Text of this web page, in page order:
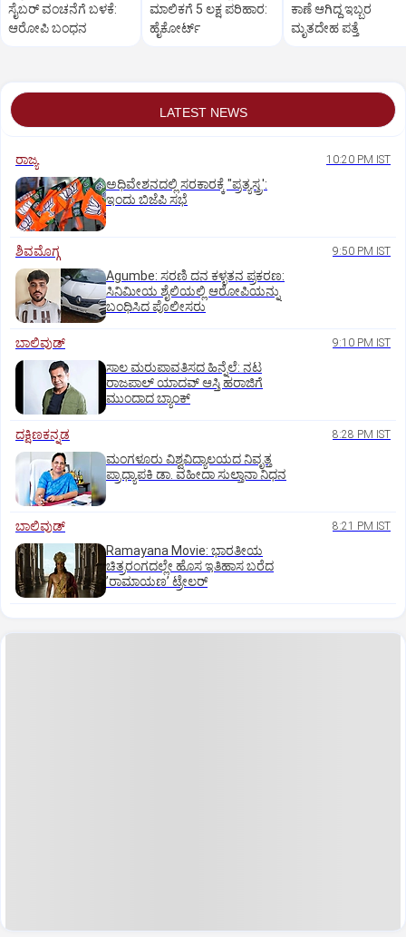
ಸೈಬರ್ ವಂಚನೆಗೆ ಬಳಕೆ:
ಆರೋಪಿ ಬಂಧನ
ಮಾಲಿಕಗೆ 5 ಲಕ್ಷ ಪರಿಹಾರ:
ಹೈಕೋರ್ಟ್
ಕಾಣೆ ಆಗಿದ್ದ ಇಬ್ಬರ
ಮೃತದೇಹ ಪತ್ತೆ
LATEST NEWS
ರಾಜ್ಯ 10:20 PM IST
ಅಧಿವೇಶನದಲ್ಲಿ ಸರಕಾರಕ್ಕೆ "ಪ್ರತ್ಯಸ್ತ್ರ':
ಇಂದು ಬಿಜೆಪಿ ಸಭೆ
ಶಿವಮೊಗ್ಗ 9:50 PM IST
Agumbe: ಸರಣಿ ದನ ಕಳ್ಳತನ ಪ್ರಕರಣ:
ಸಿನಿಮೀಯ ಶೈಲಿಯಲ್ಲಿ ಆರೋಪಿಯನ್ನು
ಬಂಧಿಸಿದ ಪೊಲೀಸರು
ಬಾಲಿವುಡ್‌ 9:10 PM IST
ಸಾಲ ಮರುಪಾವತಿಸದ ಹಿನ್ನೆಲೆ: ನಟ
ರಾಜಪಾಲ್ ಯಾದವ್‌ ಆಸ್ತಿ ಹರಾಜಿಗೆ
ಮುಂದಾದ ಬ್ಯಾಂಕ್
ದಕ್ಷಿಣಕನ್ನಡ 8:28 PM IST
ಮಂಗಳೂರು ವಿಶ್ವವಿದ್ಯಾಲಯದ ನಿವೃತ್ತ
ಪ್ರಾಧ್ಯಾಪಕಿ ಡಾ. ವಹೀದಾ ಸುಲ್ತಾನಾ ನಿಧನ
ಬಾಲಿವುಡ್‌ 8:21 PM IST
Ramayana Movie: ಭಾರತೀಯ
ಚಿತ್ರರಂಗದಲ್ಲೇ ಹೊಸ ಇತಿಹಾಸ ಬರೆದ
ʼರಾಮಾಯಣʼ ಟ್ರೇಲರ್